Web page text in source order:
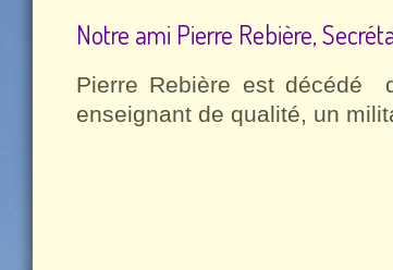
Notre ami Pierre Rebière,
Pierre Rebière est décédé
enseignant de qualité, un